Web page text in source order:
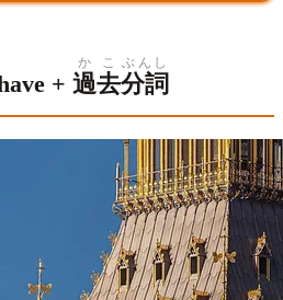
+ 過去
かこ
分詞
ぶんし